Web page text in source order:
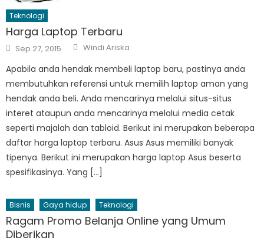
Teknologi
Harga Laptop Terbaru
Posted
on
Sep 27, 2015 Author
Windi Ariska
Apabila anda hendak membeli laptop baru, pastinya anda
membutuhkan referensi untuk memilih laptop aman yang
hendak anda beli. Anda mencarinya melalui situs-situs
interet ataupun anda mencarinya melalui media cetak
seperti majalah dan tabloid. Berikut ini merupakan beberapa
daftar harga laptop terbaru. Asus Asus memiliki banyak
tipenya. Berikut ini merupakan harga laptop Asus beserta
spesifikasinya. Yang […]
Bisnis Gaya hidup Teknologi
Ragam Promo Belanja Online yang Umum
Diberikan